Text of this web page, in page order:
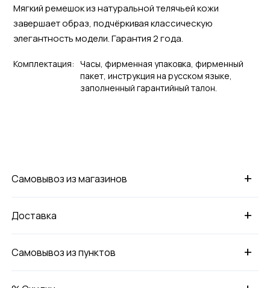
Мягкий ремешок из натуральной телячьей кожи
завершает образ, подчёркивая классическую
элегантность модели. Гарантия 2 года.
Комплектация: Часы, фирменная упаковка, фирменный
пакет, инструкция на русском языке,
заполненный гарантийный талон.
+
Самовывоз из магазинов
+
Доставка
+
Самовывоз из пунктов